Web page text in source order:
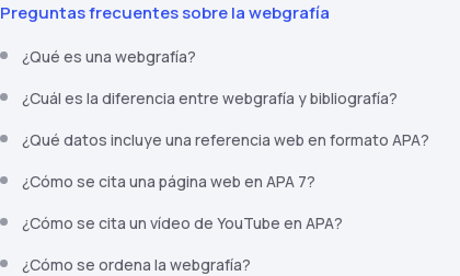
Preguntas frecuentes sobre la webgrafía
¿Qué es una webgrafía?
¿Cuál es la diferencia entre webgrafía y bibliografía?
¿Qué datos incluye una referencia web en formato APA?
¿Cómo se cita una página web en APA 7?
¿Cómo se cita un vídeo de YouTube en APA?
¿Cómo se ordena la webgrafía?